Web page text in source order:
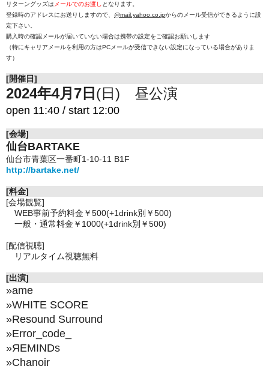
リターングッズは メールでのお渡し となります。
登録時のアドレスにお送りしますので、 @mail.yahoo.co.jpからのメール受信ができるように設
定下さい。
購入時の確認メールが届いていない場合は携帯の設定をご確認お願いします
（特にキャリアメールを利用の方はPCメールが受信できない設定になっている場合がありま
す）
[開催日]
2024年4月7日 (日) 昼公演
open 11:40 / start 12:00
[会場]
仙台BARTAKE
仙台市青葉区一番町1-10-11 B1F
http://bartake.net/
[料金]
[会場観覧]
WEB事前予約料金 ￥500(+1drink別￥500)
一般・通常料金￥1000(+1drink別￥500)
[配信視聴]
リアルタイム視聴無料
[出演]
»ame
»WHITE SCORE
»Resound Surround
»Error_code_
»ЯEMINDs
»Chanoir